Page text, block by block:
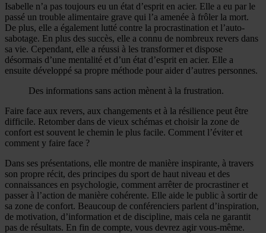
Isabelle n’a pas toujours eu un état d’esprit en acier. Elle a eu par le
passé un trouble alimentaire grave qui l’a amenée à frôler la mort.
De plus, elle a également lutté contre la procrastination et l’auto-
sabotage. En plus des succès, elle a connu de nombreux revers dans
sa vie. Cependant, elle a réussi à les transformer et dispose
désormais d’une mentalité et d’un état d’esprit en acier. Elle a
ensuite développé sa propre méthode pour aider d’autres personnes.
Des informations sans action mènent à la frustration.
Faire face aux revers, aux changements et à la résilience peut être
difficile. Retomber dans de vieux schémas et choisir la zone de
confort est souvent le chemin le plus facile. Comment l’éviter et
comment y faire face ?
Dans ses présentations, elle montre de manière inspirante, à travers
son propre récit, des principes du sport de haut niveau et des
connaissances en psychologie, comment arrêter de procrastiner et
passer à l’action de manière cohérente. Elle aide le public à sortir de
sa zone de confort. Beaucoup de conférenciers parlent d’inspiration,
de motivation, d’information et de discipline, mais cela ne garantit
pas de résultats. En fin de compte, vous devrez agir vous-même.